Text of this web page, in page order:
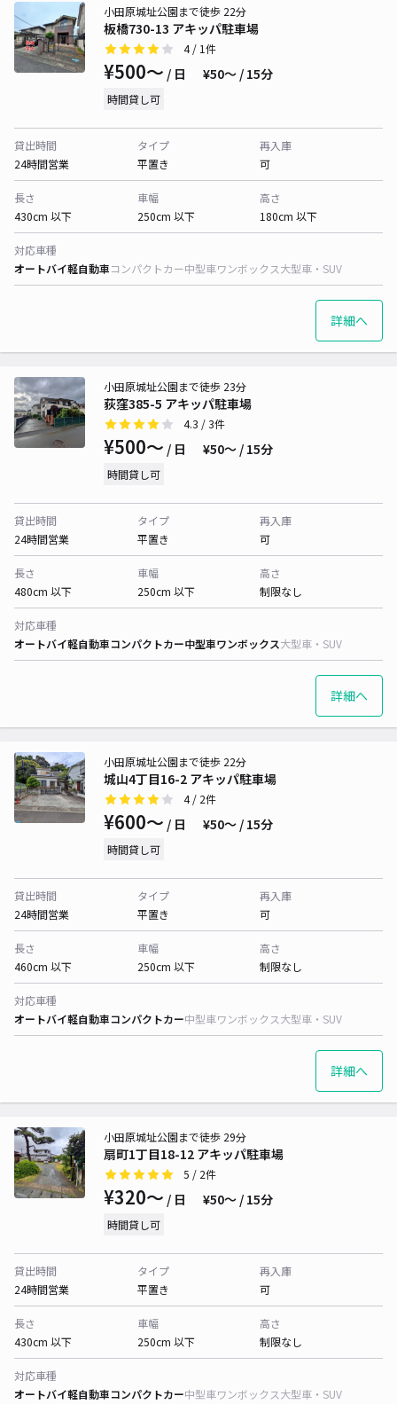
板橋730-13 アキッパ駐車場
小田原城址公園まで徒歩 22分
4/ 1件
¥500〜 / 日 ¥50〜 / 15分
時間貸し可
貸出時間
24時間営業
タイプ
平置き
再入庫
可
長さ
430cm 以下
車幅
250cm 以下
高さ
180cm 以下
対応車種
オートバイ軽自動車コンパクトカー中型車ワンボックス大型車・SUV
詳細へ
荻窪385-5 アキッパ駐車場
小田原城址公園まで徒歩 23分
4.3 / 3件
¥500〜 / 日 ¥50〜 / 15分
時間貸し可
貸出時間
24時間営業
タイプ
平置き
再入庫
可
長さ
480cm 以下
車幅
250cm 以下
高さ
制限なし
対応車種
オートバイ軽自動車コンパクトカー中型車ワンボックス大型車・SUV
詳細へ
城山4丁目16-2 アキッパ駐車場
小田原城址公園まで徒歩 22分
4/ 2件
¥600〜 / 日 ¥50〜 / 15分
時間貸し可
貸出時間
24時間営業
タイプ
平置き
再入庫
可
長さ
460cm 以下
車幅
250cm 以下
高さ
制限なし
対応車種
オートバイ軽自動車コンパクトカー中型車ワンボックス大型車・SUV
詳細へ
扇町1丁目18-12 アキッパ駐車場
小田原城址公園まで徒歩 29分
5 / 2件
¥320〜 / 日 ¥50〜 / 15分
時間貸し可
貸出時間
24時間営業
タイプ
平置き
再入庫
可
長さ
430cm 以下
車幅
250cm 以下
高さ
制限なし
対応車種
オートバイ軽自動車コンパクトカー中型車ワンボックス大型車・SUV